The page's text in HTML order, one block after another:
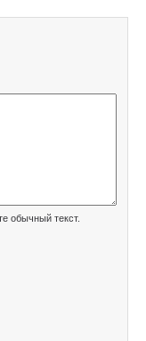
обычный текст.